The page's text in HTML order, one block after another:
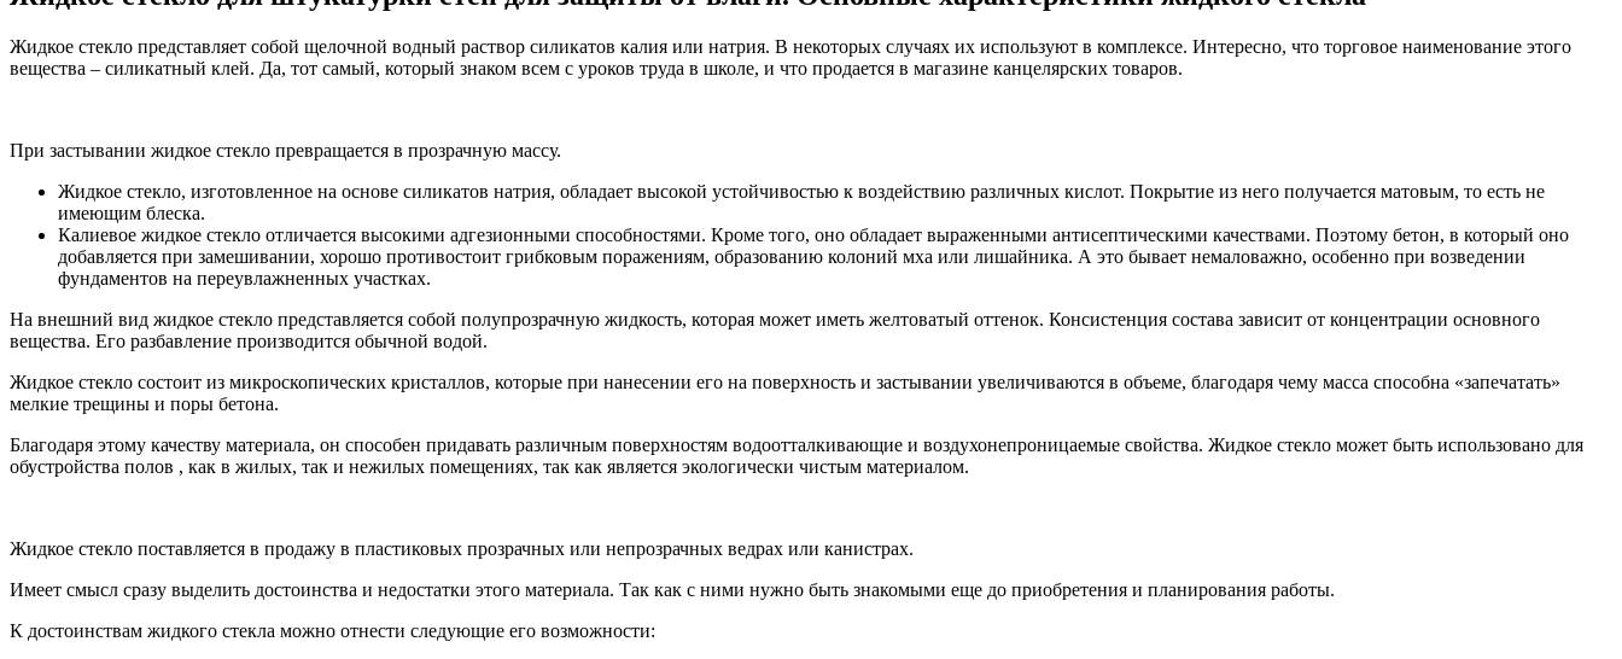
Жидкое стекло представляет собой щелочной водный раствор силикатов калия или натрия. В некоторых случаях их используют в комплексе. Интересно, что торговое наименование этого
вещества – силикатный клей. Да, тот самый, который знаком всем с уроков труда в школе, и что продается в магазине канцелярских товаров.
При застывании жидкое стекло превращается в прозрачную массу.
Жидкое стекло, изготовленное на основе силикатов натрия, обладает высокой устойчивостью к воздействию различных кислот. Покрытие из него получается матовым, то есть не
имеющим блеска.
Калиевое жидкое стекло отличается высокими адгезионными способностями. Кроме того, оно обладает выраженными антисептическими качествами. Поэтому бетон, в который оно
добавляется при замешивании, хорошо противостоит грибковым поражениям, образованию колоний мха или лишайника. А это бывает немаловажно, особенно при возведении
фундаментов на переувлажненных участках.
На внешний вид жидкое стекло представляется собой полупрозрачную жидкость, которая может иметь желтоватый оттенок. Консистенция состава зависит от концентрации основного
вещества. Его разбавление производится обычной водой.
Жидкое стекло состоит из микроскопических кристаллов, которые при нанесении его на поверхность и застывании увеличиваются в объеме, благодаря чему масса способна «запечатать»
мелкие трещины и поры бетона.
Благодаря этому качеству материала, он способен придавать различным поверхностям водоотталкивающие и воздухонепроницаемые свойства. Жидкое стекло может быть использовано для
обустройства полов , как в жилых, так и нежилых помещениях, так как является экологически чистым материалом.
Жидкое стекло поставляется в продажу в пластиковых прозрачных или непрозрачных ведрах или канистрах.
Имеет смысл сразу выделить достоинства и недостатки этого материала. Так как с ними нужно быть знакомыми еще до приобретения и планирования работы.
К достоинствам жидкого стекла можно отнести следующие его возможности: